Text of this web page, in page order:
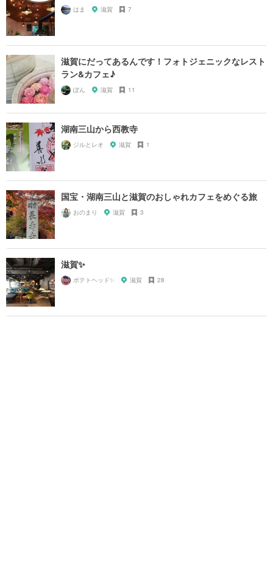
はま 滋賀 7
滋賀にだってあるんです！フォトジェニックなレスト
ラン&カフェ♪
ぽん 滋賀 11
湖南三山から西教寺
ジルとレオ 滋賀 1
国宝・湖南三山と滋賀のおしゃれカフェをめぐる旅
おのまり 滋賀 3
滋賀✨
ポテトヘッド✨ 滋賀 28